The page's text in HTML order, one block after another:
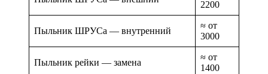
2200
Пыльник ШРУСа — внутренний
≈ от
3000
Пыльник рейки — замена
≈ от
1400